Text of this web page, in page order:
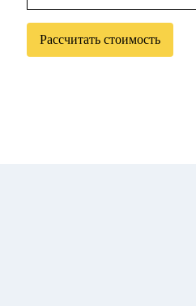
Рассчитать стоимость